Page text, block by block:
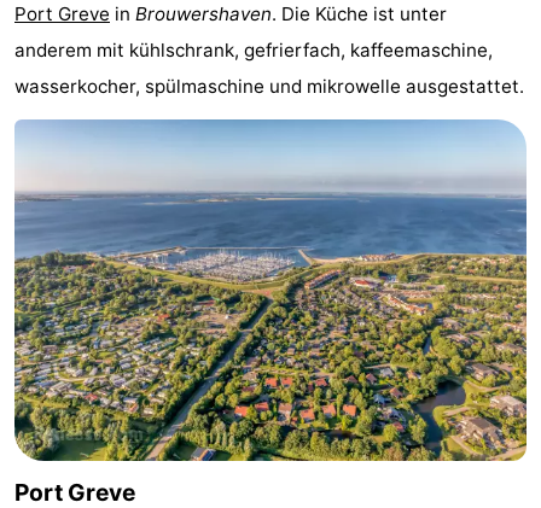
Ginsterveld
Julianahoeve
-
Livingstone
Port
Greve
-
Port
Zélande
-
Resort
Haamstede
-
Résidence
't
-
Schouwen
-
Port Greve in Brouwershaven. Die Küche ist unter
anderem mit kühlschrank, gefrierfach, kaffeemaschine,
wasserkocher, spülmaschine und mikrowelle ausgestattet.
Port Greve